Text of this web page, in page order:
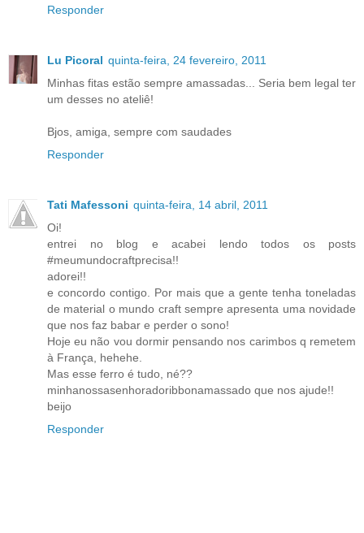
Responder
Lu Picoral quinta-feira, 24 fevereiro, 2011
Minhas fitas estão sempre amassadas... Seria bem legal ter
um desses no ateliê!
Bjos, amiga, sempre com saudades
Responder
Tati Mafessoni quinta-feira, 14 abril, 2011
Oi!
entrei no blog e acabei lendo todos os posts
#meumundocraftprecisa!!
adorei!!
e concordo contigo. Por mais que a gente tenha toneladas
de material o mundo craft sempre apresenta uma novidade
que nos faz babar e perder o sono!
Hoje eu não vou dormir pensando nos carimbos q remetem
à França, hehehe.
Mas esse ferro é tudo, né??
minhanossasenhoradoribbonamassado que nos ajude!!
beijo
Responder